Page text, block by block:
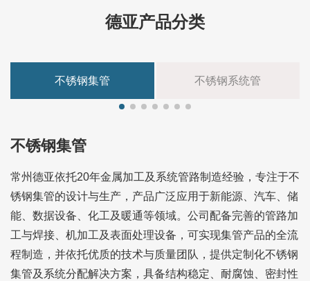
德亚产品分类
不锈钢集管 不锈钢系统管
不锈钢集管
常州德亚依托20年金属加工及系统管路制造经验，专注于不
锈钢集管的设计与生产，产品广泛应用于新能源、汽车、储
能、数据设备、化工及暖通等领域。公司配备完善的管路加
工与焊接、机加工及表面处理设备，可实现集管产品的全流
程制造，并依托优质的技术与质量团队，提供定制化不锈钢
集管及系统分配解决方案，具备结构稳定、耐腐蚀、密封性